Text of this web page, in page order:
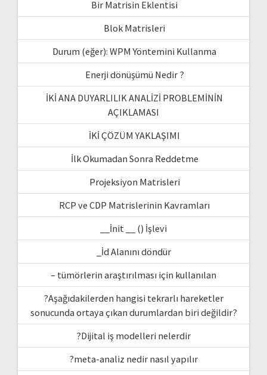
Bir Matrisin Eklentisi
Blok Matrisleri
Durum (eğer): WPM Yöntemini Kullanma
Enerji dönüşümü Nedir ?
İKİ ANA DUYARLILIK ANALİZİ PROBLEMİNİN
AÇIKLAMASI
İKİ ÇÖZÜM YAKLAŞIMI
İlk Okumadan Sonra Reddetme
Projeksiyon Matrisleri
RCP ve CDP Matrislerinin Kavramları
__İnit __ () İşlevi
_İd Alanını döndür
– tümörlerin araştırılması için kullanılan
?Aşağıdakilerden hangisi tekrarlı hareketler
sonucunda ortaya çıkan durumlardan biri değildir?
?Dijital iş modelleri nelerdir
?meta-analiz nedir nasıl yapılır